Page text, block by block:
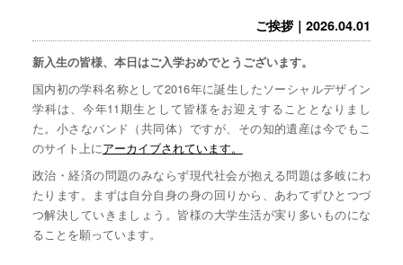
ご挨拶｜2026.04.01
新入生の皆様、本日はご入学おめでとうございます。
国内初の学科名称として2016年に誕生したソーシャルデザイン
学科は、今年11期生として皆様をお迎えすることとなりまし
た。小さなバンド（共同体）ですが、その知的遺産は今でもこ
のサイト上にアーカイブされています。
政治・経済の問題のみならず現代社会が抱える問題は多岐にわ
たります。まずは自分自身の身の回りから、あわてずひとつづ
つ解決していきましょう。皆様の大学生活が実り多いものにな
ることを願っています。